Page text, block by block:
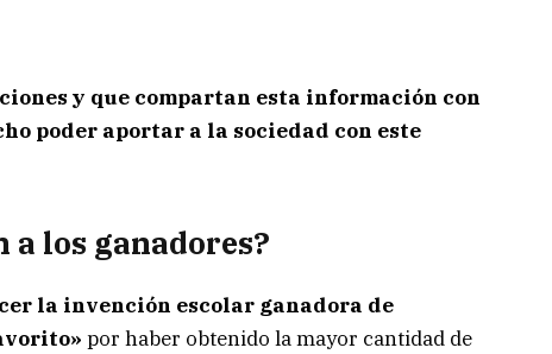
y que compartan esta información con
poder aportar a la sociedad con este
a los ganadores?
la invención escolar ganadora de
por haber obtenido la mayor cantidad de